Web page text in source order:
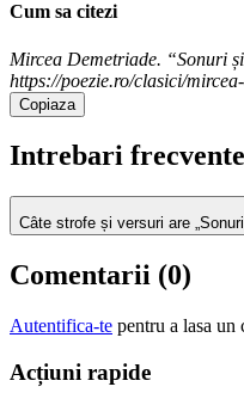
Cum sa citezi
Mircea Demetriade. “Sonuri
https://poezie.ro/clasici/
Copiaza
Intrebari frecvente
Câte strofe și versuri are
Comentarii (0)
Autentifica-te pentru a lasa un
Acțiuni rapide